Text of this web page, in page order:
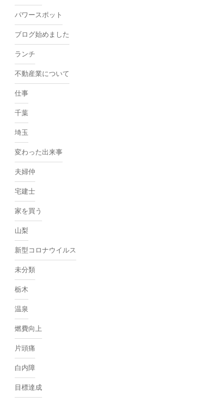
パワースポット
ブログ始めました
ランチ
不動産業について
仕事
千葉
埼玉
変わった出来事
夫婦仲
宅建士
家を買う
山梨
新型コロナウイルス
未分類
栃木
温泉
燃費向上
片頭痛
白内障
目標達成